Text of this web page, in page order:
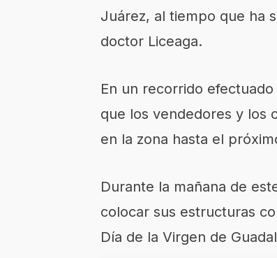
Juárez, al tiempo que ha
doctor Liceaga.
En un recorrido
que los vendedores y los
en la zona hasta el
Durante la mañana de
colocar sus estructuras
Día de la Virgen de